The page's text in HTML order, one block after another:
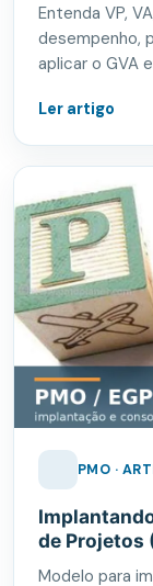
Entenda VP,
desempenho,
aplicar o GVA
Ler artigo
PMO ·
de Projetos
Modelo para